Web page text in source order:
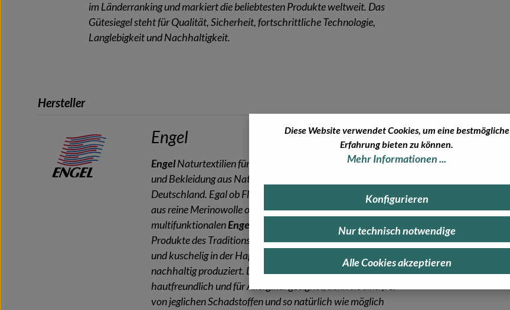
im Länderranking und markiert die beliebtesten Produkte weltweit. Das
Gütesiegel steht für Qualität, Sicherheit, fortschrittliche Technologie,
Langlebigkeit und Nachhaltigkeit.
Hersteller
Engel
EngelNaturtextilien für Babys und Kinder umfasst Wäsche
und Bekleidung aus Naturfasern – 100% gefertigt in
Deutschland. Egal ob Fleece-Bekleidung wie der Overall
aus reine Merinowolle oder die Bodys aus dem
multifunktionalenEngel
Wolle-Seide-Gemisch, alle
Produkte des Traditionsunternehmens sind anschmiegsam
und kuschelig in der Haptik und ökologisch sowie
nachhaltig produziert. Die Stoffe der
hautfreundlich und für Allergiker geeignet, denn sie sind frei
von jeglichen Schadstoffen und so natürlich wie möglich
Diese Website verwendet Cookies, um eine bestmögliche
Erfahrung bieten zu können.
Mehr Informationen ...
Alle Cookies akzeptieren
Konfigurieren
Nur technisch notwendige